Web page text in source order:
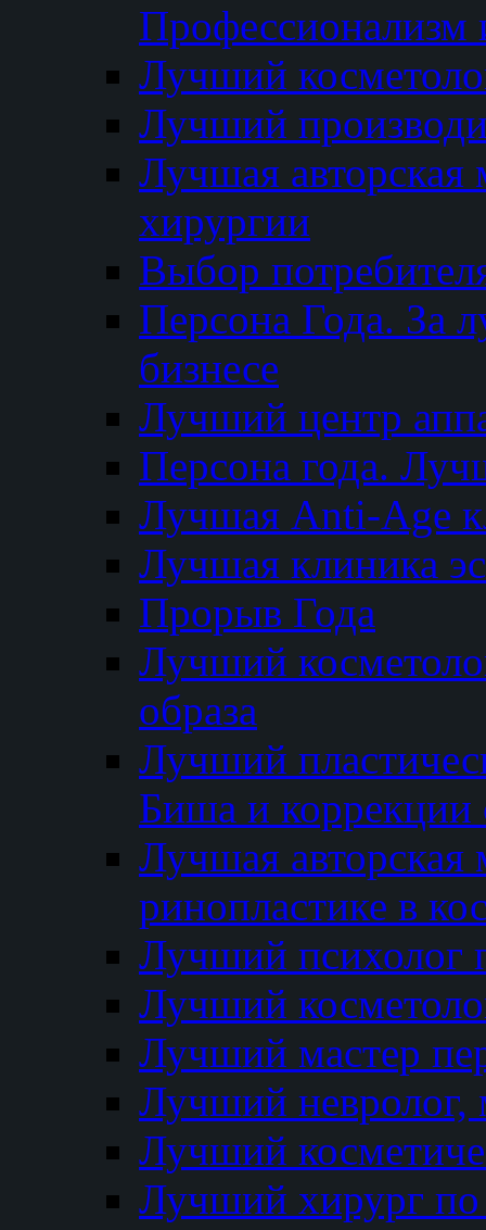
Профессионализм
Лучший
Лучший
Лучшая авторская
хирургии
Выбор
Персона Года. За
бизнесе
Лучший центр
Персона года.
Лучшая Anti-Age
Лучшая клиника
Прорыв Года
Лучший
образа
Лучший
Биша и коррекции
Лучшая авторская
ринопластике в
Лучший психолог
Лучший
Лучший мастер
Лучший невролог,
Лучший
Лучший хирург по